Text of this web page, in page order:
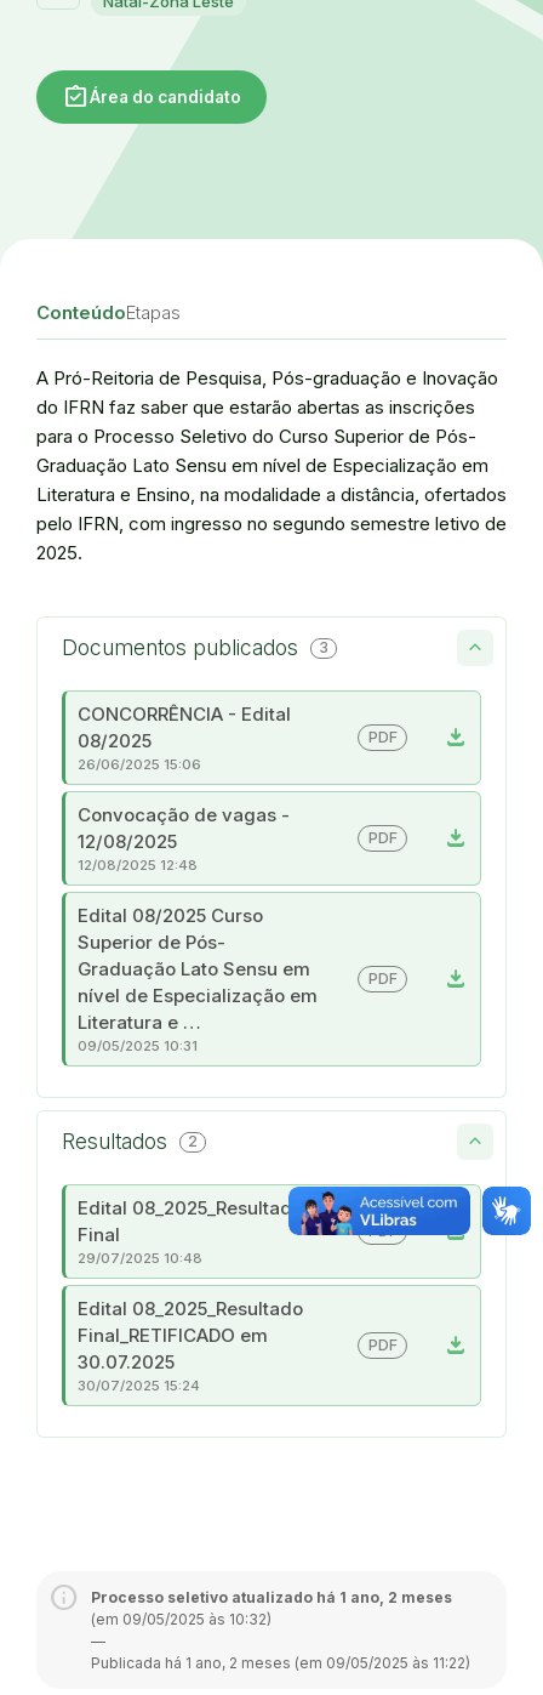
assignment_turned_inÁrea do candidato
ConteúdoEtapas
A Pró-Reitoria de Pesquisa, Pós-graduação e Inovação
do IFRN faz saber que estarão abertas as inscrições
para o Processo Seletivo do Curso Superior de Pós-
Graduação Lato Sensu em nível de Especialização em
Literatura e Ensino, na modalidade a distância, ofertados
pelo IFRN, com ingresso no segundo semestre letivo de
2025.
Documentos publicados 3
CONCORRÊNCIA - Edital
08/2025
download
PDF
26/06/2025 15:06
Convocação de vagas -
12/08/2025
download
PDF
12/08/2025 12:48
Edital 08/2025 Curso
Superior de Pós-
Graduação Lato Sensu em
nível de Especialização em
Literatura e …
download
PDF
09/05/2025 10:31
Resultados 2
Edital 08_2025_Resultado
Final
download
PDF
29/07/2025 10:48
Edital 08_2025_Resultado
Final_RETIFICADO em
30.07.2025
download
PDF
30/07/2025 15:24
Processo seletivo atualizado há 1 ano, 2 meses
(em 09/05/2025 às 10:32)
—
Publicada há 1 ano, 2 meses (em 09/05/2025 às 11:22)